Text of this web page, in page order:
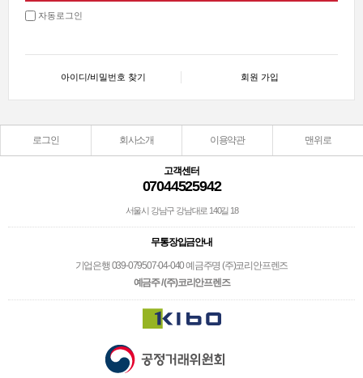
자동로그인
아이디/비밀번호 찾기 회원 가입
로그인 회사소개 이용약관 맨위로
고객센터
07044525942
서울시 강남구 강남대로 140길 18
무통장입금안내
기업은행 039-079507-04-040 예금주명 (주)코리안프렌즈
예금주 / (주)코리안프렌즈